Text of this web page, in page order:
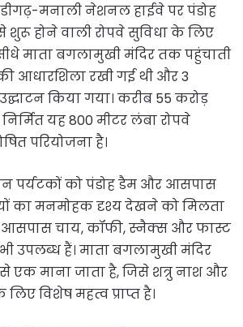
मनाली नेशनल हाईवे पर पंडोह
होने वाली रोपवे सुविधा के लिए
माता बगलामुखी मंदिर तक पहुंचाती
आधारशिला रखी गई थी और 3
किया गया। करीब 55 करोड़
यह 800 मीटर लंबा रोपवे
परियोजना है।
पर्यटकों को पंडोह डैम और आसपास
का मनमोहक दृश्य देखने को मिलता
आसपास चाय, कॉफी, स्नैक्स और फास्ट
उपलब्ध हैं। माता बगलामुखी मंदिर
एक माना जाता है, जिसे शत्रु नाश और
विशेष महत्व प्राप्त है।